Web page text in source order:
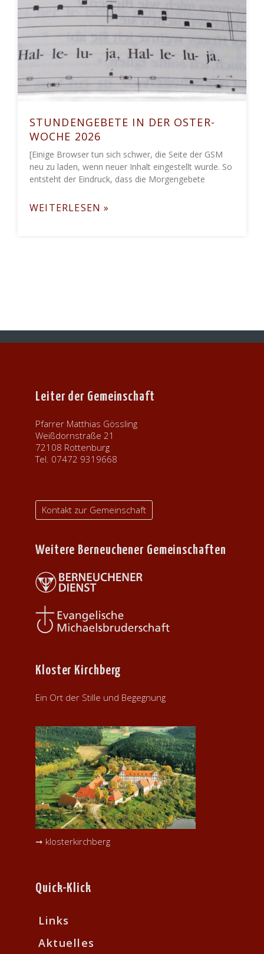
STUNDENGEBETE IN DER OSTER-
WOCHE 2026
[Einige Browser tun sich schwer, die Seite der GSM
neu zu laden, wenn neuer Inhalt eingestellt wurde. So
entsteht der Eindruck, dass die Morgengebete
WEITERLESEN »
Leiter der Gemeinschaft
Pfarrer Matthias Gössling
Weißdornstraße 21
72108 Rottenburg
Tel. 07472 9319668
Kontakt zur Gemeinschaft
Weitere Berneuchener Gemeinschaften
Kloster Kirchberg
Ein Ort der Stille und Begegnung
➞ klosterkirchberg
Quick-Klick
Links
Aktuelles